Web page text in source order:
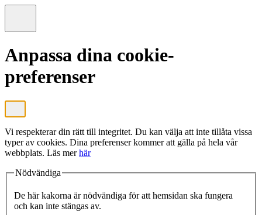
Anpassa dina cookie-
preferenser
Vi respekterar din rätt till integritet. Du kan välja att inte tillåta vissa
typer av cookies. Dina preferenser kommer att gälla på hela vår
webbplats. Läs merhär
Nödvändiga
De här kakorna är nödvändiga för att hemsidan ska fungera
och kan inte stängas av.